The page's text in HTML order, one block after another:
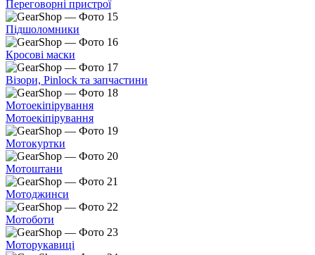
Переговорні пристрої
Підшоломники
Кросові маски
Візори, Pinlock та запчастини
Мотоекіпірування
Мотоекіпірування
Мотокуртки
Мотоштани
Мотоджинси
Мотоботи
Моторукавиці